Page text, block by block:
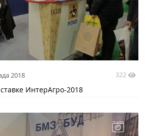
2018 322
ИнтерАгро-2018